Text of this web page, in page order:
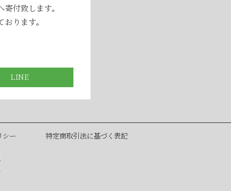
シー 特定商取引法に基づく表記
付致します。
ります。